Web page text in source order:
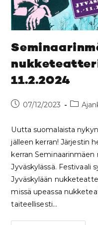
11.2.2024
07/12/2023
Uutta suomalaista
jälleen kerran! Järjestin
kerran
Jyväskylässä. Festivaali
Jyväskylään
missä upeassa
taiteellisesti…